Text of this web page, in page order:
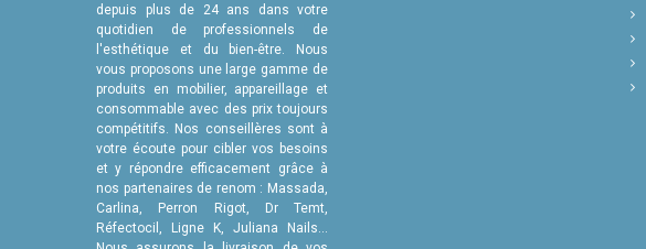
depuis plus de 24 ans dans votre
quotidien de professionnels de
l'esthétique et du bien-être. Nous
vous proposons une large gamme de
produits en mobilier, appareillage et
consommable avec des prix toujours
compétitifs. Nos conseillères sont à
votre écoute pour cibler vos besoins
et y répondre efficacement grâce à
nos partenaires de renom : Massada,
Carlina, Perron Rigot, Dr Temt,
Réfectocil, Ligne K, Juliana Nails...